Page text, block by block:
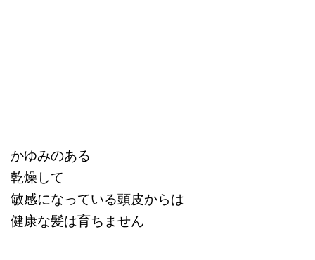
かゆみのある
乾燥して
敏感になっている頭皮からは
健康な髪は育ちません